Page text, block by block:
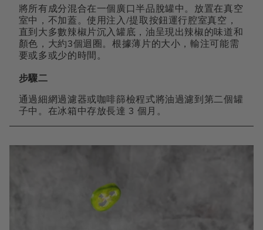
將所有成分混合在一個廣口半品脫罐中。放置在真空
室中，不加蓋。使用注入/提取按鈕運行腔室真空，
直到大多數辣椒片沉入罐底，油呈現出辣椒的味道和
顏色，大約3個迴圈。根據薄片的大小，輸注可能需
要或多或少的時間。
步驟二
通過細網過濾器或咖啡篩檢程式將油過濾到第二個罐
子中。在冰箱中存放長達 3 個月。